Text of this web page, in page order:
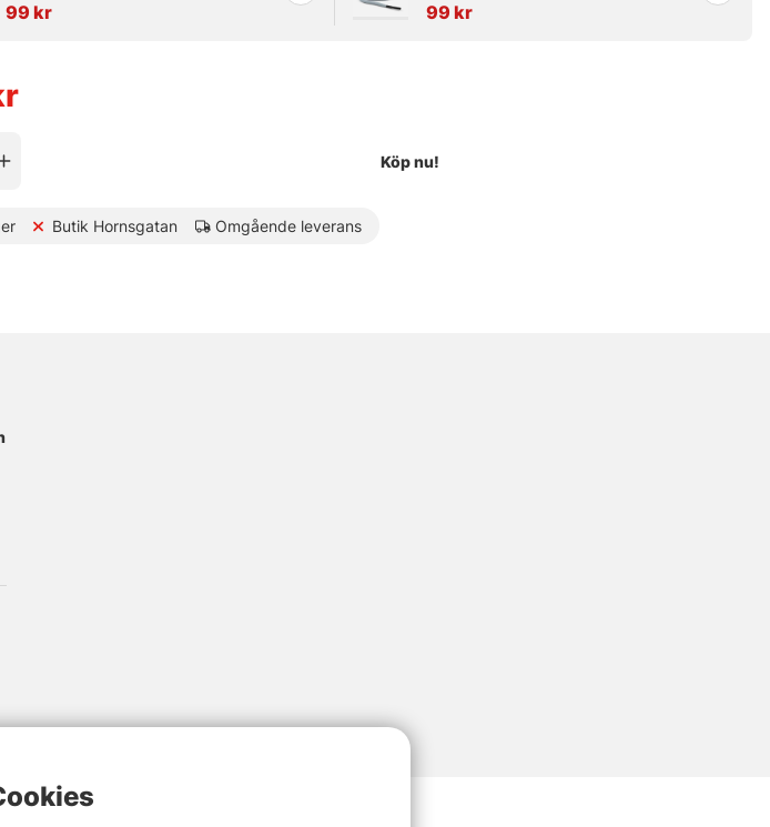
99 kr 99 kr
Köp nu!
Butik Hornsgatan Omgående leverans